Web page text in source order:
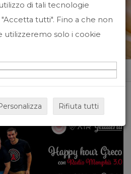
di tali tecnologie
tutti". Fino a che non
utilizzeremo solo i cookie
Rifiuta tutti